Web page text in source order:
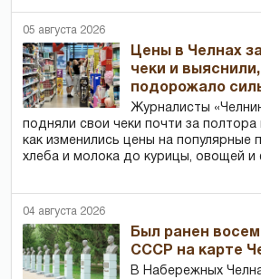
05 августа 2026
Цены в Челнах
чеки и
подорожало
Журналисты
подняли свои чеки почти за полтора
как изменились цены на популярные
хлеба и молока до курицы, овощей и
04 августа 2026
Был ранен
СССР на карте
В Набережных